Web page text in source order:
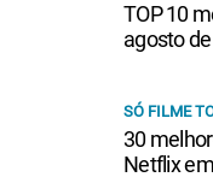
TOP 10
agosto
SÓ FILME
30
Netflix